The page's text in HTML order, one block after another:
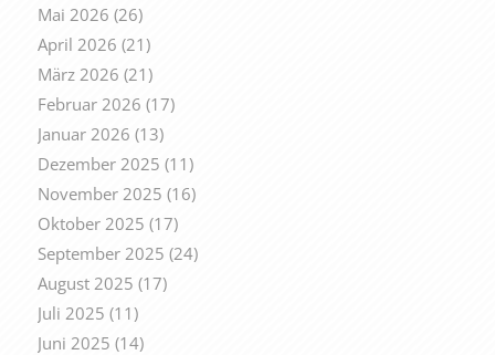
Mai 2026 (26)
April 2026 (21)
März 2026 (21)
Februar 2026 (17)
Januar 2026 (13)
Dezember 2025 (11)
November 2025 (16)
Oktober 2025 (17)
September 2025 (24)
August 2025 (17)
Juli 2025 (11)
Juni 2025 (14)